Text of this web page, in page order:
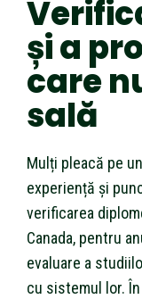
și a
care
sală
Mulți pleacă pe
experiență și
verificarea
Canada, pentru
evaluare a
cu sistemul lor.